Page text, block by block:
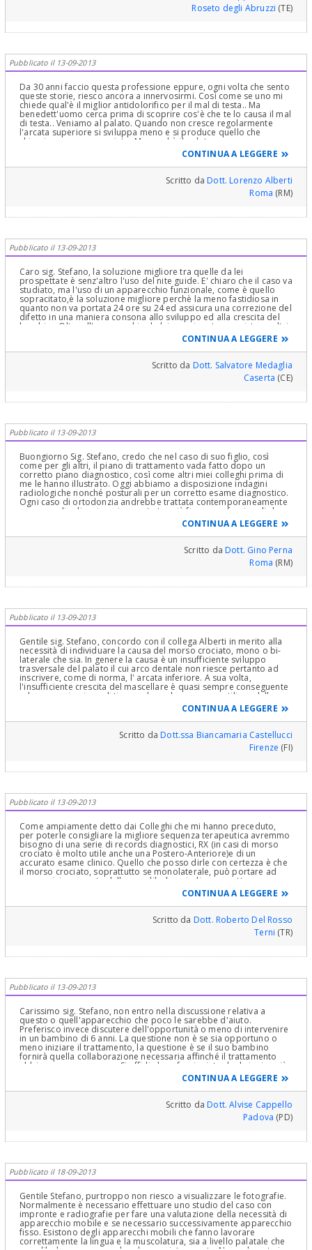
Roseto degli Abruzzi (TE)
Pubblicato il 13-09-2013
Da 30 anni faccio questa professione eppure, ogni volta che sento
queste storie, riesco ancora a innervosirmi. Così come se uno mi
chiede qual'è il miglior antidolorifico per il mal di testa.. Ma
benedett'uomo cerca prima di scoprire cos'è che te lo causa il mal
di testa.. Veniamo al palato. Quando non cresce regolarmente
l'arcata superiore si sviluppa meno e si produce quello che
chiamiamo morso crociato. Ma perchè il palato non cresce
regolarmente? Essenzialmente per due motivi ( evito le cause
minori): respirazione orale ed errata cinetica della lingua. Ecco:
prima di far entrare suo figlio nel tunnel delle apparecchiature
cerchi di farsi consegnare una diagnosi corretta.
CONTINUA A LEGGERE
Scritto daDott. Lorenzo Alberti
Roma (RM)
Pubblicato il 13-09-2013
Caro sig. Stefano, la soluzione migliore tra quelle da lei
prospettate è senz'altro l'uso del nite guide. E' chiaro che il caso va
studiato, ma l'uso di un apparecchio funzionale, come è quello
sopracitato,è la soluzione migliore perchè la meno fastidiosa in
quanto non va portata 24 ore su 24 ed assicura una correzione del
difetto in una maniera consona allo sviluppo ed alla crescita del
bambino.Oltre all'apparecchio da lei menzionato ne esistono altri,
ma comunque la scelta di un trattamento con apparecchiature
CONTINUA A LEGGERE
Scritto da Dott. Salvatore Medaglia
Caserta (CE)
Pubblicato il 13-09-2013
Buongiorno Sig. Stefano, credo che nel caso di suo figlio, così
come per gli altri, il piano di trattamento vada fatto dopo un
corretto piano diagnostico, così come altri miei colleghi prima di
me le hanno illustrato. Oggi abbiamo a disposizione indagini
radiologiche nonché posturali per un corretto esame diagnostico.
Ogni caso di ortodonzia andrebbe trattata contemporaneamente
o per meglio dire sinergicamente tra più figure professionali che
prevedano la gnatologo la logopedista l'ortodontista.
CONTINUA A LEGGERE
Scritto daDott. Gino Perna
Roma (RM)
Pubblicato il 13-09-2013
Gentile sig. Stefano, concordo con il collega Alberti in merito alla
necessità di individuare la causa del morso crociato, mono o bi-
laterale che sia. In genere la causa è un insufficiente sviluppo
trasversale del palato il cui arco dentale non riesce pertanto ad
inscrivere, come di norma, l' arcata inferiore. A sua volta,
l'insufficiente crescita del mascellare è quasi sempre conseguente
ad una respirazione di tipo orale orale, con poco utilizzo delle
cavità nasali e quindi ridotta crescita del palato che delle cavità
nasali rappresenta il pavimento. Si consiglia quindi l' intervento
correttivo precoce ( dai 4 anni di età in poi !) sempre associato ad
un consulto dell' otorino che valuterà come correggere tale errata
abitudine respiratoria. Debbo segnalarle che il morso crociato si
abbina sempre a laterodeviazione della mandibola che porterà se
CONTINUA A LEGGERE
Scritto daDott.ssa Biancamaria Castellucci
Firenze (FI)
Pubblicato il 13-09-2013
Come ampiamente detto dai Colleghi che mi hanno preceduto,
per poterle consigliare la migliore sequenza terapeutica avremmo
bisogno di una serie di records diagnostici, RX (in casi di morso
crociato è molto utile anche una Postero-Anteriore)e di un
accurato esame clinico. Quello che posso dirle con certezza è che
il morso crociato, soprattutto se monolaterale, può portare ad
una posizione errata della mandibola,quindi va corretto
precocemente. Bisognerebbe capire cosa ha provocato questa
problematica ed intervenire, quindi, con il mezzo (od i mezzi) più
indicato alla soluzione del problema specifico. Cari saluti
Dr.Roberto Del Rosso, Specialista in Ortognatodonzia, Terni
CONTINUA A LEGGERE
Scritto da Dott. Roberto Del Rosso
Terni (TR)
Pubblicato il 13-09-2013
Carissimo sig. Stefano, non entro nella discussione relativa a
questo o quell'apparecchio che poco le sarebbe d'aiuto.
Preferisco invece discutere dell'opportunità o meno di intervenire
in un bambino di 6 anni. La questione non è se sia opportuno o
meno iniziare il trattamento, la questione è se il suo bambino
fornirà quella collaborazione necessaria affinché il trattamento
abbia o meno successo. Si affidi al professionista che le ispira più
fiducia per la scelta dell'apparecchio ma, soprattutto, valuti con la
mamma se il bambino ha la maturità per affrontare un trattamento
che comunque richiede un'importante collaborazione. Se suo figlio
è un bambino introverso con difficoltà ad inserirsi nel gruppo
sociale scolastico è meglio soprassedere analoga decisione se è
un bambino molto vivace. Diversamente se è un bambino molto
CONTINUA A LEGGERE
Scritto daDott. Alvise Cappello
Padova (PD)
Pubblicato il 18-09-2013
Gentile Stefano, purtroppo non riesco a visualizzare le fotografie.
Normalmente è necessario effettuare uno studio del caso con
impronte e radiografie per fare una valutazione della necessità di
apparecchio mobile e se necessario successivamente apparecchio
fisso. Esistono degli apparecchi mobili che fanno lavorare
correttamente la lingua e la muscolatura, sia a livello palatale che